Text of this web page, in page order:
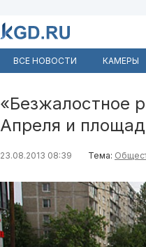
ВСЕ НОВОСТИ КАМЕРЫ
«Безжалостное
Апреля и
23.08.2013 08:39 Тема: